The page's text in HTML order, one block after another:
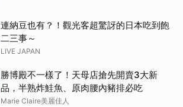
連納豆也有？！觀光客超驚訝的日本吃到飽
二三事～
LIVE JAPAN
勝博殿不一樣了！天母店搶先開賣3大新
品，半熟炸鮭魚、原肉腰內豬排必吃
Marie Claire美麗佳人